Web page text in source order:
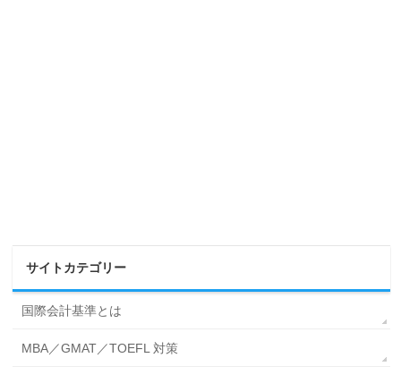
サイトカテゴリー
国際会計基準とは
MBA／GMAT／TOEFL 対策